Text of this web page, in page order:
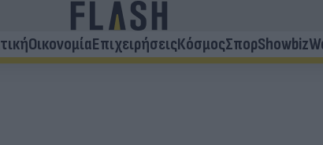
ΟικονομίαΕπιχειρήσειςΚόσμοςΣπορShowbiz